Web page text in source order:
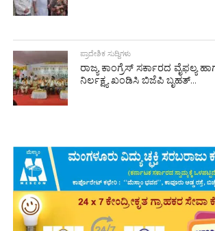
ಪ್ರಾದೇಶಿಕ ಸುದ್ದಿಗಳು
ರಾಜ್ಯ ಕಾಂಗ್ರೆಸ್ ಸರ್ಕಾರದ ವೈಫಲ್ಯ
ನಿರ್ಲಕ್ಷ್ಯ ಖಂಡಿಸಿ ಬಿಜೆಪಿ ಬೃಹತ್...